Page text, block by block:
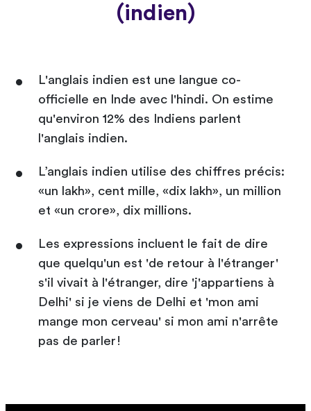
(indien)
L'anglais indien est une langue co-
officielle en Inde avec l'hindi. On estime
qu'environ 12% des Indiens parlent
l'anglais indien.
L’anglais indien utilise des chiffres précis:
«un lakh», cent mille, «dix lakh», un million
et «un crore», dix millions.
Les expressions incluent le fait de dire
que quelqu'un est 'de retour à l'étranger'
s'il vivait à l'étranger, dire 'j'appartiens à
Delhi' si je viens de Delhi et 'mon ami
mange mon cerveau' si mon ami n'arrête
pas de parler!